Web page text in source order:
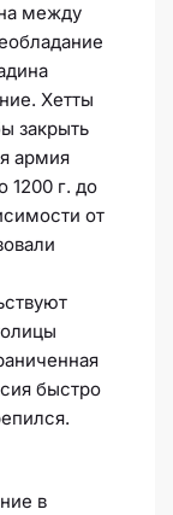
между
Хетты
закрыть
армия
1200 г. до
от
быстро
в